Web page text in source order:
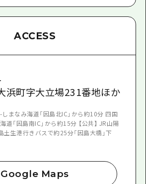
ACCESS
浜町字大立場231番地ほか
-しまなみ海道「因島北IC」から約10分 四国
道「因島南IC」から約15分 【公共】 JR山陽
生港行きバスで約25分「因島大橋」下
Google Maps